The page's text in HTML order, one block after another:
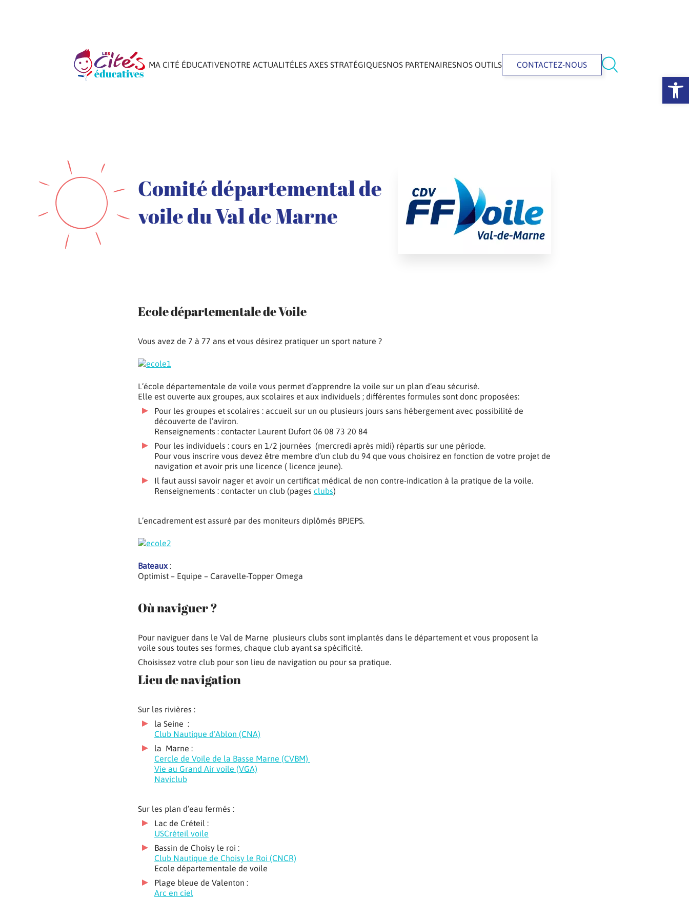
Ouvrir
MA CITÉ ÉDUCATIVENOTRE ACTUALITÉLES AXES STRATÉGIQUESNOS PARTENAIRESNOS OUTILS CONTACTEZ-NOUS
Comité départemental de
voile du Val de Marne
Ecole départementale de Voile
Vous avez de 7 à 77 ans et vous désirez pratiquer un sport nature ?
L’école départementale de voile vous permet d’apprendre la voile sur un plan d’eau sécurisé.
Elle est ouverte aux groupes, aux scolaires et aux individuels ; différentes formules sont donc proposées:
Pour les groupes et scolaires : accueil sur un ou plusieurs jours sans hébergement avec possibilité de
découverte de l’aviron.
Renseignements : contacter Laurent Dufort 06 08 73 20 84
Pour les individuels : cours en 1/2 journées (mercredi après midi) répartis sur une période.
Pour vous inscrire vous devez être membre d’un club du 94 que vous choisirez en fonction de votre projet de
navigation et avoir pris une licence ( licence jeune).
Il faut aussi savoir nager et avoir un certificat médical de non contre-indication à la pratique de la voile.
Renseignements : contacter un club (pages clubs)
L’encadrement est assuré par des moniteurs diplômés BPJEPS.
Bateaux:
Optimist – Equipe – Caravelle-Topper Omega
Où naviguer ?
Pour naviguer dans le Val de Marne plusieurs clubs sont implantés dans le département et vous proposent la
voile sous toutes ses formes, chaque club ayant sa spécificité.
Choisissez votre club pour son lieu de navigation ou pour sa pratique.
Lieu de navigation
Sur les rivières :
la Seine :
Club Nautique d’Ablon (CNA)
la Marne :
Cercle de Voile de la Basse Marne (CVBM)
Vie au Grand Air voile (VGA)
Naviclub
Sur les plan d’eau fermés :
Lac de Créteil :
USCréteil voile
Bassin de Choisy le roi :
Club Nautique de Choisy le Roi (CNCR)
Ecole départementale de voile
Plage bleue de Valenton :
Arc en ciel